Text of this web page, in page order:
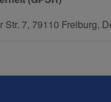
7, 79110 Freiburg,